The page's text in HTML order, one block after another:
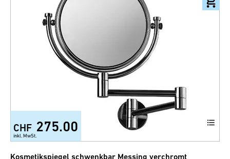
CHF 275.00
inkl. MwSt.
Kosmetikspiegel schwenkbar Messing verchromt